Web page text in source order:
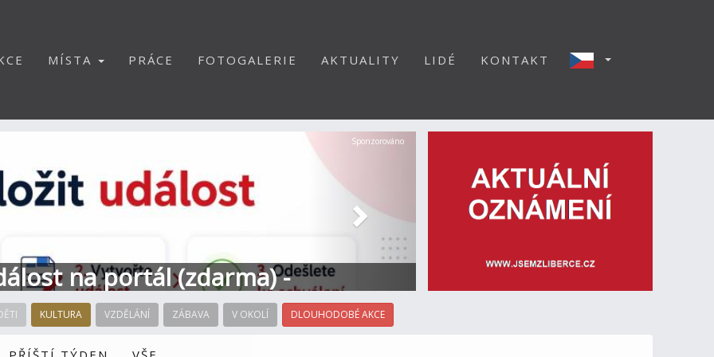
MÍSTA PRÁCE FOTOGALERIE AKTUALITY LIDÉ KONTAKT
na portál (zdarma) -
Další
Sponzorováno
KULTURA VZDĚLÁNÍ ZÁBAVA V OKOLÍ DLOUHODOBÉ AKCE